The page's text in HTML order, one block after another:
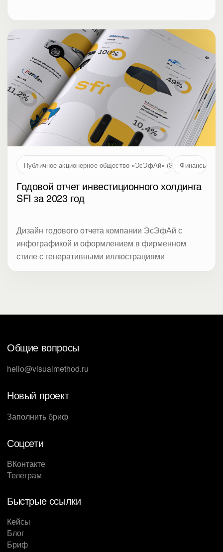
Публичное акционерное общество «ЭсЭфАй» (SFI, MOEX:
Финансы
Годовой отчет инвестиционного холдинга
SFI за 2023 год
Дизайн годового отчета компании ЭсЭфАй с
инфографикой и оформлением в фирменном
стиле с генеративными иллюстрациями
Общие вопросы
hello@visualmethod.ru
Новый проект
Заполнить бриф
Соцсети
ВКонтакте
Телеграм
Быстрые ссылки
Кейсы
Блог
Бриф